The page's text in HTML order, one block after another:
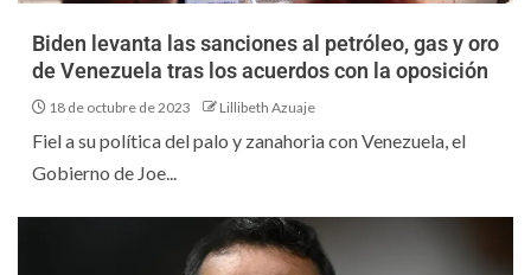
Biden levanta las sanciones al petróleo, gas y oro
de Venezuela tras los acuerdos con la oposición
18 de octubre de 2023 Lillibeth Azuaje
Fiel a su política del palo y zanahoria con Venezuela, el
Gobierno de Joe...